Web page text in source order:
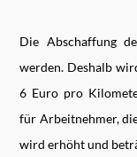
Die Abschaffung
werden. Deshalb
6 Euro pro
für Arbeitnehmer,
wird erhöht und